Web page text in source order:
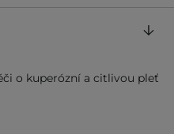
o kuperózní a citlivou pleť